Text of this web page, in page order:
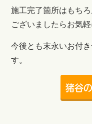
施工完了箇所はもち
ございましたらお気
今後とも末永いお付
す。
猪谷